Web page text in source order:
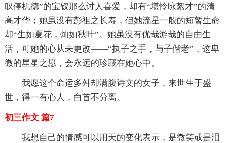
叹停机德”的宝钗那么讨人喜爱，却有“堪怜咏絮才”的清
高才华；她虽没有彭祖之长寿，但她流星一般的短暂生命
却“生如夏花，灿如秋叶”。她虽没有优哉游哉的自由生
活，可她的心从未更改——“执子之手，与子偕老”，这卑
微的星星之愿，会永远的珍藏在她心中。
我愿这个命运多舛却满腹诗文的女子，来世生于盛
世，得一有心人，白首不分离。
初三作文 篇7
我想自己的情感可以用天的变化表示，是微笑或是泪